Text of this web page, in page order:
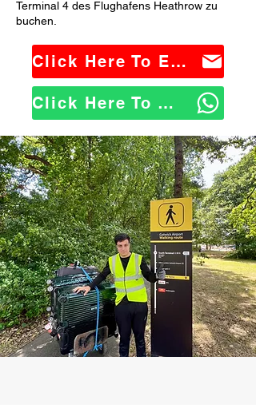
Terminal 4 des Flughafens Heathrow zu
buchen.
Click Here To Email Us
Click Here To WhatsApp Us